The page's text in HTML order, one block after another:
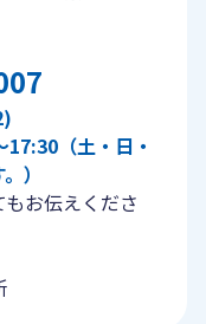
（土・日・
）
お伝えくださ